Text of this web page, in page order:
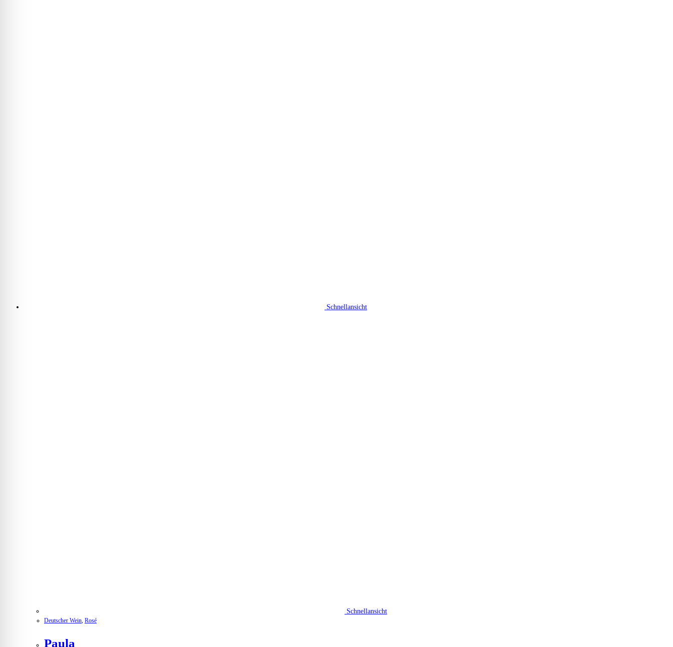
Schnellansicht
Schnellansicht
Deutscher Wein, Rosé
Paula